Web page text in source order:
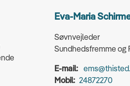
Eva-Maria
Søvnvejleder
Sundhedsfremme og
E-mail:
Mobil: 24872270